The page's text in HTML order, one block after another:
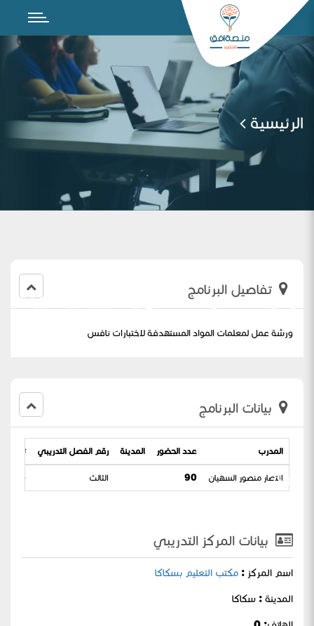
الرئيسية
توظيف مصفوفة المدى والتتابع مع اختبارات
نافس
تفاصيل البرنامج
ورشة عمل لمعلمات المواد المستهدفة لاختبارات نافس
بيانات البرنامج
المدرب عدد الحضور المدينة رقم الفصل التدريبي تاريخ
انتصار منصور السهيان 90 الثالث 10-1445
بيانات المركز التدريبي
اسم المركز : مكتب التعليم بسكاكا
المدينة : سكاكا